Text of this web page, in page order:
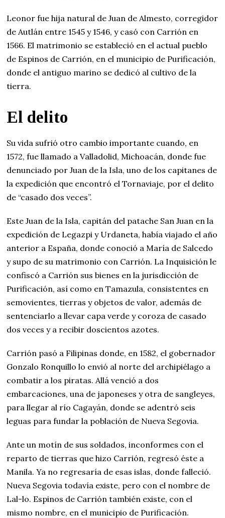
Leonor fue hija natural de Juan de Almesto, corregidor
de Autlán entre 1545 y 1546, y casó con Carrión en
1566. El matrimonio se estableció en el actual pueblo
de Espinos de Carrión, en el municipio de Purificación,
donde el antiguo marino se dedicó al cultivo de la
tierra.
El delito
Su vida sufrió otro cambio importante cuando, en
1572, fue llamado a Valladolid, Michoacán, donde fue
denunciado por Juan de la Isla, uno de los capitanes de
la expedición que encontró el Tornaviaje, por el delito
de “casado dos veces”.
Este Juan de la Isla, capitán del patache San Juan en la
expedición de Legazpi y Urdaneta, había viajado el año
anterior a España, donde conoció a María de Salcedo
y supo de su matrimonio con Carrión. La Inquisición le
confiscó a Carrión sus bienes en la jurisdicción de
Purificación, así como en Tamazula, consistentes en
semovientes, tierras y objetos de valor, además de
sentenciarlo a llevar capa verde y coroza de casado
dos veces y a recibir doscientos azotes.
Carrión pasó a Filipinas donde, en 1582, el gobernador
Gonzalo Ronquillo lo envió al norte del archipiélago a
combatir a los piratas. Allá venció a dos
embarcaciones, una de japoneses y otra de sangleyes,
para llegar al río Cagayán, donde se adentró seis
leguas para fundar la población de Nueva Segovia.
Ante un motín de sus soldados, inconformes con el
reparto de tierras que hizo Carrión, regresó éste a
Manila. Ya no regresaría de esas islas, donde falleció.
Nueva Segovia todavía existe, pero con el nombre de
Lal-lo. Espinos de Carrión también existe, con el
mismo nombre, en el municipio de Purificación.